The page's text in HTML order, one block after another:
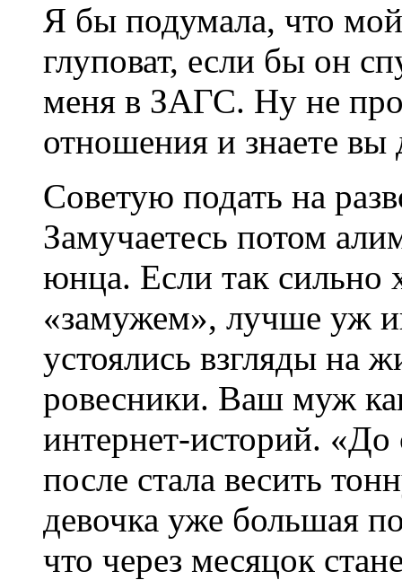
Я бы подумала, что
глуповат, если бы он
меня в ЗАГС. Ну не
отношения и знаете вы
Советую подать на
Замучаетесь потом
юнца. Если так сильно
«замужем», лучше уж
устоялись взгляды на
ровесники. Ваш муж
интернет-историй.
после стала весить
девочка уже большая
что через месяцок